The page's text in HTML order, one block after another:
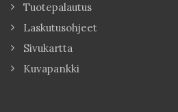
Tuotepalautus
Laskutusohjeet
Sivukartta
Kuvapankki